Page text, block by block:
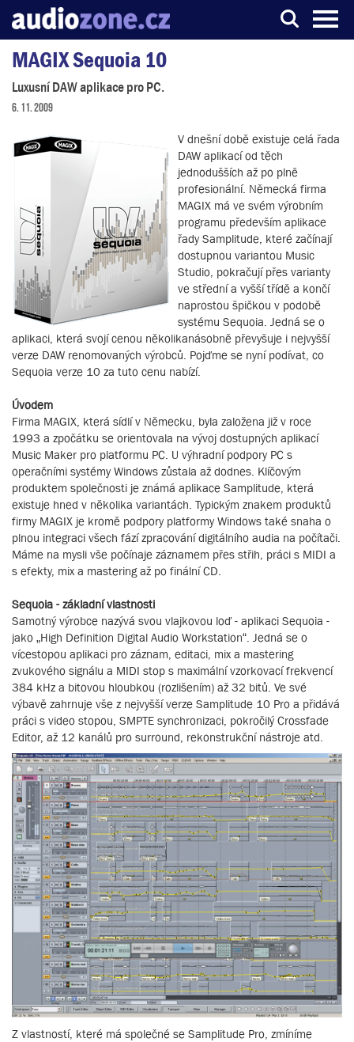
Server o digitálním zpracování zvuku
MAGIX Sequoia 10
Luxusní DAW aplikace pro PC.
6. 11. 2009
V dnešní době existuje celá řada
DAW aplikací od těch
jednodušších až po plně
profesionální. Německá firma
MAGIX má ve svém výrobním
programu především aplikace
řady Samplitude, které začínají
dostupnou variantou Music
Studio, pokračují přes varianty
ve střední a vyšší třídě a končí
naprostou špičkou v podobě
systému Sequoia. Jedná se o
aplikaci, která svojí cenou několikanásobně převyšuje i nejvyšší
verze DAW renomovaných výrobců. Pojďme se nyní podívat, co
Sequoia verze 10 za tuto cenu nabízí.
Úvodem
Firma MAGIX, která sídlí v Německu, byla založena již v roce
1993 a zpočátku se orientovala na vývoj dostupných aplikací
Music Maker pro platformu PC. U výhradní podpory PC s
operačními systémy Windows zůstala až dodnes. Klíčovým
produktem společnosti je známá aplikace Samplitude, která
existuje hned v několika variantách. Typickým znakem produktů
firmy MAGIX je kromě podpory platformy Windows také snaha o
plnou integraci všech fází zpracování digitálního audia na počítači.
Máme na mysli vše počínaje záznamem přes střih, práci s MIDI a
s efekty, mix a mastering až po finální CD.
Sequoia - základní vlastnosti
Samotný výrobce nazývá svou vlajkovou loď - aplikaci Sequoia -
jako „High Definition Digital Audio Workstation“. Jedná se o
vícestopou aplikaci pro záznam, editaci, mix a mastering
zvukového signálu a MIDI stop s maximální vzorkovací frekvencí
384 kHz a bitovou hloubkou (rozlišením) až 32 bitů. Ve své
výbavě zahrnuje vše z nejvyšší verze Samplitude 10 Pro a přidává
práci s video stopou, SMPTE synchronizaci, pokročilý Crossfade
Editor, až 12 kanálů pro surround, rekonstrukční nástroje atd.
Z vlastností, které má společné se Samplitude Pro, zmíníme